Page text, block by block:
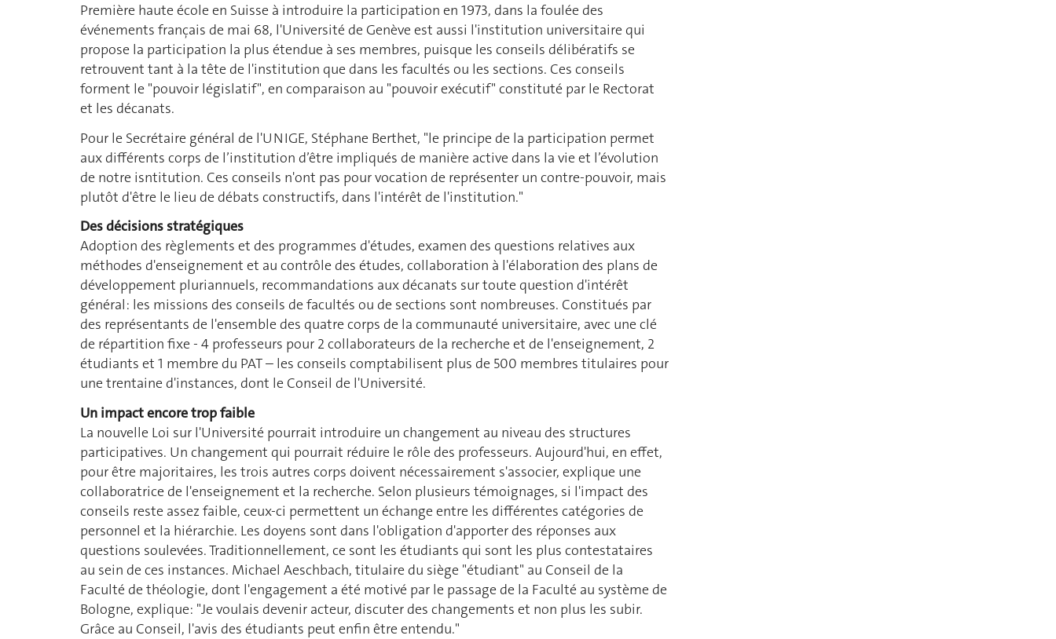
Première haute école en Suisse à introduire la participation en 1973, dans la foulée des
événements français de mai 68, l'Université de Genève est aussi l'institution universitaire qui
propose la participation la plus étendue à ses membres, puisque les conseils délibératifs se
retrouvent tant à la tête de l'institution que dans les facultés ou les sections. Ces conseils
forment le "pouvoir législatif", en comparaison au "pouvoir exécutif" constituté par le Rectorat
et les décanats.
Pour le Secrétaire général de l'UNIGE, Stéphane Berthet, "le principe de la participation permet
aux différents corps de l’institution d’être impliqués de manière active dans la vie et l’évolution
de notre isntitution. Ces conseils n'ont pas pour vocation de représenter un contre-pouvoir, mais
plutôt d'être le lieu de débats constructifs, dans l'intérêt de l'institution."
Des décisions stratégiques
Adoption des règlements et des programmes d'études, examen des questions relatives aux
méthodes d'enseignement et au contrôle des études, collaboration à l'élaboration des plans de
développement pluriannuels, recommandations aux décanats sur toute question d'intérêt
général: les missions des conseils de facultés ou de sections sont nombreuses. Constitués par
des représentants de l'ensemble des quatre corps de la communauté universitaire, avec une clé
de répartition fixe ‑ 4 professeurs pour 2 collaborateurs de la recherche et de l'enseignement, 2
étudiants et 1 membre du PAT – les conseils comptabilisent plus de 500 membres titulaires pour
une trentaine d'instances, dont le Conseil de l'Université.
Un impact encore trop faible
La nouvelle Loi sur l'Université pourrait introduire un changement au niveau des structures
participatives. Un changement qui pourrait réduire le rôle des professeurs. Aujourd'hui, en effet,
pour être majoritaires, les trois autres corps doivent nécessairement s'associer, explique une
collaboratrice de l'enseignement et la recherche. Selon plusieurs témoignages, si l'impact des
conseils reste assez faible, ceux-ci permettent un échange entre les différentes catégories de
personnel et la hiérarchie. Les doyens sont dans l'obligation d'apporter des réponses aux
questions soulevées. Traditionnellement, ce sont les étudiants qui sont les plus contestataires
au sein de ces instances. Michael Aeschbach, titulaire du siège "étudiant" au Conseil de la
Faculté de théologie, dont l'engagement a été motivé par le passage de la Faculté au système de
Bologne, explique: "Je voulais devenir acteur, discuter des changements et non plus les subir.
Grâce au Conseil, l'avis des étudiants peut enfin être entendu."